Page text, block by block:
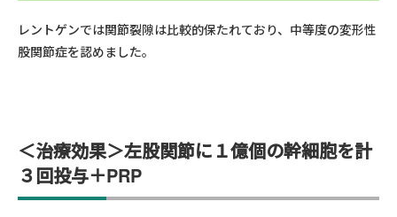
レントゲンでは関節裂隙は比較的保たれており、中等度の変形性
股関節症を認めました。
＜治療効果＞左股関節に１億個の幹細胞を計
３回投与＋PRP